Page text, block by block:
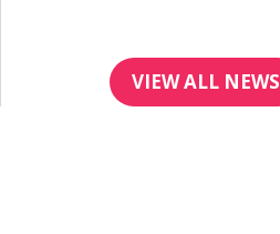
VIEW ALL NEWS